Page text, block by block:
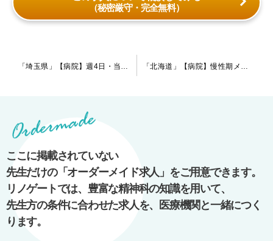
（秘密厳守・完全無料）
ゲ
シ
ョ
ン
「埼玉県」【病院】週4日・当直無しのご相談が可能！病棟管理メインの職務です。現在は認知症のご経験のある指定医の先生を募集しております。 「北海道」【病院】慢性期メインの病院です。現在は指定医の先生を募集しております。
ここに掲載されていない
先生だけの「オーダーメイド求人」をご用意できます。
リノゲートでは、豊富な精神科の知識を用いて、
先生方の条件に合わせた求人を、医療機関と一緒につく
ります。